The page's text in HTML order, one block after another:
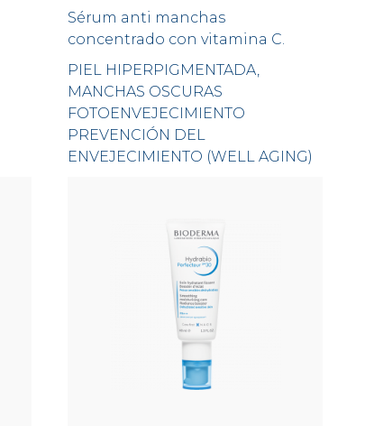
Sérum anti manchas
concentrado con vitamina C.
PIEL HIPERPIGMENTADA,
MANCHAS OSCURAS
FOTOENVEJECIMIENTO
PREVENCIÓN DEL
ENVEJECIMIENTO (WELL AGING)